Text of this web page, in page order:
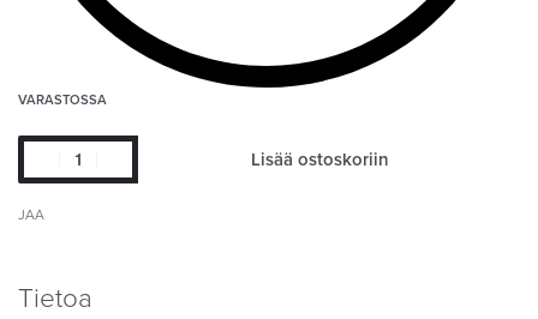
VARASTOSSA
Lisää ostoskoriin
JAA
Tietoa